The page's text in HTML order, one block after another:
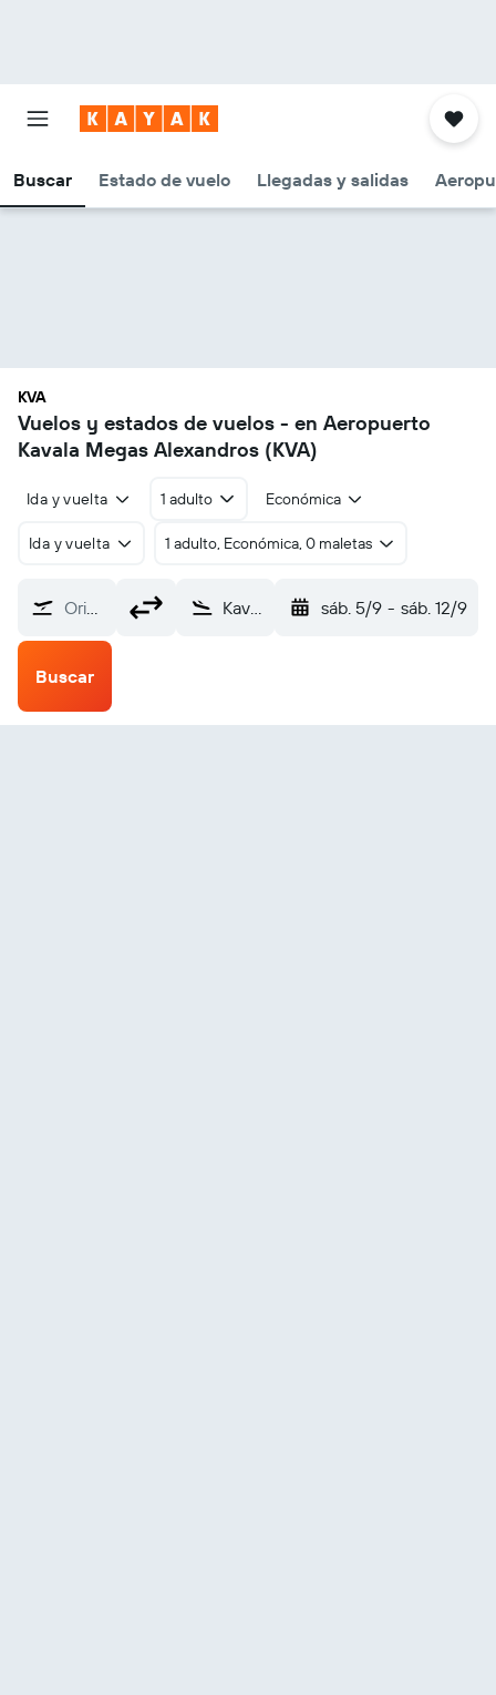
Buscar Estado de vuelo Llegadas y salidas
KVA
Vuelos y estados de vuelos - en Aeropuerto
Kavala Megas Alexandros (KVA)
Ida y vuelta 1 adulto Económica
Ida y vuelta 1 adulto, Económica, 0 maletas
Origen Kavala Megas Alexandros (KVA) sáb. 5/9 - sáb. 12/9
Buscar